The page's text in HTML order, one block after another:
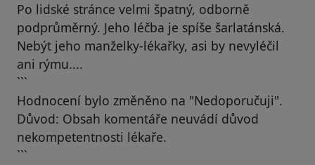
Po lidské stránce velmi špatný, odborně
podprůměrný. Jeho léčba je spíše šarlatánská.
Nebýt jeho manželky-lékařky, asi by nevyléčil
ani rýmu....
```
Hodnocení bylo změněno na "Nedoporučuji".
Důvod: Obsah komentáře neuvádí důvod
nekompetentnosti lékaře.
```